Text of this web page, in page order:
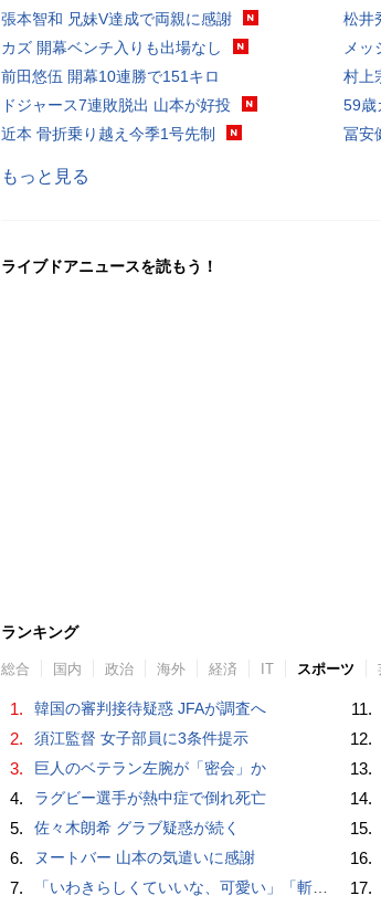
張本智和 兄妹V達成で両親に感謝
カズ 開幕ベンチ入りも出場なし
前田悠伍 開幕10連勝で151キロ
ドジャース7連敗脱出 山本が好投
近本 骨折乗り越え今季1号先制
松井
メ
村上
59歳
冨安
もっと見る
ライブドアニュースを読もう！
ランキング
総合 国内 政治 海外 経済 IT スポーツ
1. 韓国の審判接待疑惑 JFAが調査へ
2. 須江監督 女子部員に3条件提示
3. 巨人のベテラン左腕が「密会」か
4. ラグビー選手が熱中症で倒れ死亡
5. 佐々木朗希 グラブ疑惑が続く
6. ヌートバー 山本の気遣いに感謝
7. 「いわきらしくていいな、可愛い」「斬新」初出場初勝利の東日本国際大昌平、アルプス彩ったフラダンス部の応援に反響 部員は感無量「夢を見ているよう」
11.
12.
13.
14.
15.
16.
17.